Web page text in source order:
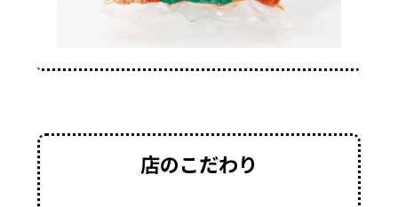
店のこだわり